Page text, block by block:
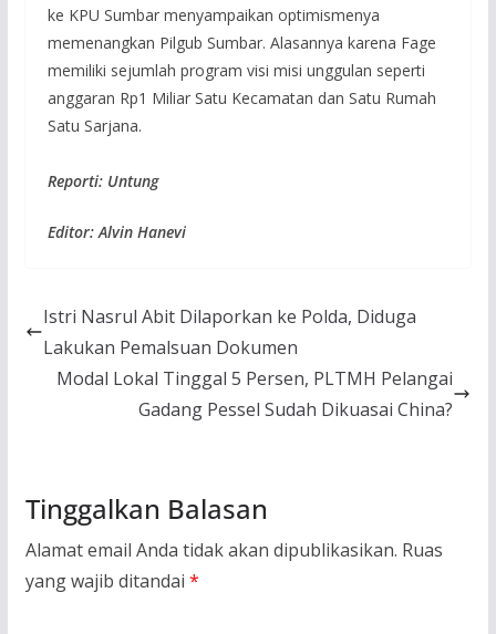
ke KPU Sumbar menyampaikan optimismenya
memenangkan Pilgub Sumbar. Alasannya karena Fage
memiliki sejumlah program visi misi unggulan seperti
anggaran Rp1 Miliar Satu Kecamatan dan Satu Rumah
Satu Sarjana.
Reporti: Untung
Editor: Alvin Hanevi
Istri Nasrul Abit Dilaporkan ke Polda, Diduga
Lakukan Pemalsuan Dokumen
Modal Lokal Tinggal 5 Persen, PLTMH Pelangai
Gadang Pessel Sudah Dikuasai China?
Tinggalkan Balasan
Alamat email Anda tidak akan dipublikasikan. Ruas
yang wajib ditandai *